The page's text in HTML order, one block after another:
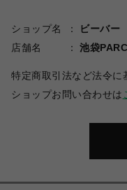
ショップ名
ビーバー
店舗名
池袋
特定商取引法など法令に
ショップお問い合わせは